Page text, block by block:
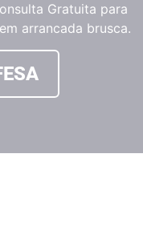
Gratuita para
arrancada brusca.